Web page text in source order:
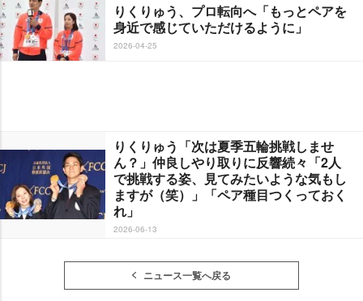
りくりゅう、プロ転向へ「もっとペアを
身近で感じていただけるように」
2026-04-25
りくりゅう「次は夏季五輪挑戦しませ
ん？」仲良しやり取りに反響続々「2人
で挑戦する姿、見てみたいような気もし
ますが（笑）」「ペア種目つくっておく
れ」
2026-06-13
ニュース一覧へ戻る